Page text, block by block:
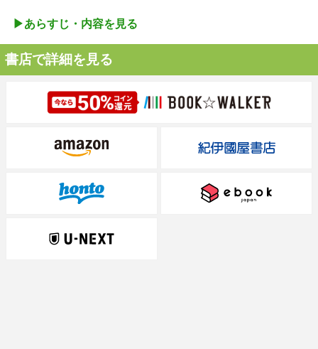
▶︎あらすじ・内容を見る
書店で詳細を見る